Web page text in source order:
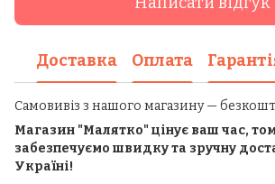
Доставка Оплата
Самовивіз з нашого магазину —
Магазин "Малятко" цінує ваш час,
забезпечуємо швидку та зручну
Україні!